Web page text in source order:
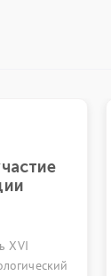
28